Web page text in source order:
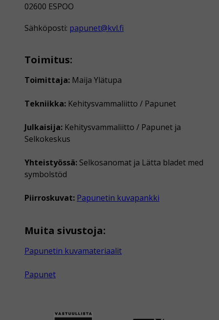
02600 ESPOO
Sähköposti: papunet@kvl.fi
Toimitus:
Toimittaja: Maija Ylätupa
Tekniikka: Kehitysvammaliitto / Papunet
Julkaisija: Kehitysvammaliitto / Papunet ja
Selkokeskus
Yhteistyössä: Selkosanomat ja Lätta bladet med
symbolstöd
Piirroskuvat: Papunetin kuvapankki
Muita sivustoja:
Papunetin kuvamateriaalit
Papunet